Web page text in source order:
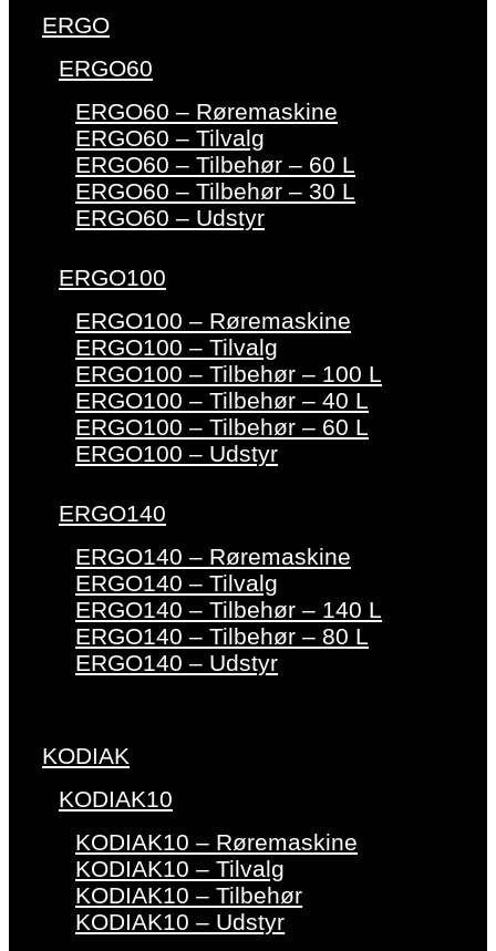
ERGO
ERGO60
ERGO60 – Røremaskine
ERGO60 – Tilvalg
ERGO60 – Tilbehør – 60 L
ERGO60 – Tilbehør – 30 L
ERGO60 – Udstyr
ERGO100
ERGO100 – Røremaskine
ERGO100 – Tilvalg
ERGO100 – Tilbehør – 100 L
ERGO100 – Tilbehør – 40 L
ERGO100 – Tilbehør – 60 L
ERGO100 – Udstyr
ERGO140
ERGO140 – Røremaskine
ERGO140 – Tilvalg
ERGO140 – Tilbehør – 140 L
ERGO140 – Tilbehør – 80 L
ERGO140 – Udstyr
KODIAK
KODIAK10
KODIAK10 – Røremaskine
KODIAK10 – Tilvalg
KODIAK10 – Tilbehør
KODIAK10 – Udstyr